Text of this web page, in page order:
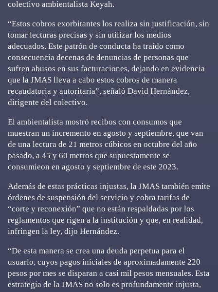
colectivo ambientalista Keyah.
“Estos cobros exorbitantes los realiza sin justificación, sin
tomar lecturas precisas y sin utilizar los medios
adecuados. Este patrón de conducta ha traído como
consecuencia decenas de denuncias de personas que
sufren abusos en sus facturaciones, dejando en evidencia
que la JMAS lleva a cabo estos cobros de manera
recaudatoria y autoritaria”, señaló David Hernández,
dirigente del colectivo.
El ambientalista mostró recibos con consumos que
muestran un incremento en agosto y septiembre, que van
de una lectura de 21 metros cúbicos en octubre del año
pasado, a 45 y 60 metros que supuestamente se
consumieon en agosto y septiembre de este 2023.
Además de estas prácticas injustas, la JMAS también emite
órdenes de suspensión del servicio y cobra tarifas de
“corte y reconexión” que no están respaldadas por los
reglamentos que rigen a la institución y que, en realidad,
infringen la ley, dijo Hernández.
“De esta manera se crea una deuda perpetua para el
usuario, cuyos pagos iniciales de aproximadamente 220
pesos por mes se disparan a casi mil pesos mensuales. Esta
estrategia de la JMAS no solo es profundamente injusta,